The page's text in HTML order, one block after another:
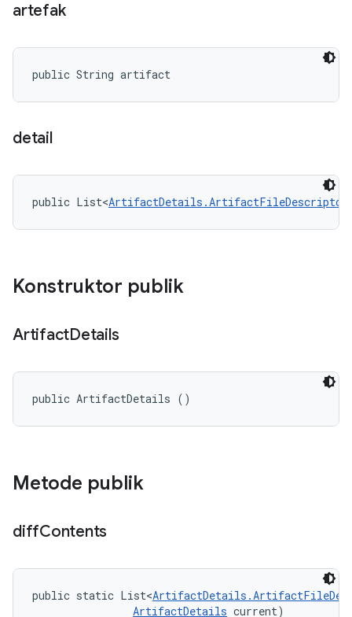
artefak
public String artifact
detail
public List<ArtifactDetails.ArtifactFileDescriptor
Konstruktor publik
ArtifactDetails
public ArtifactDetails ()
Metode publik
diffContents
public static List<
ArtifactDetails current)